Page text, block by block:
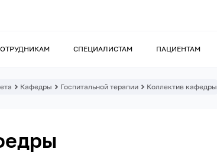
СПЕЦИАЛИСТАМ ПАЦИЕНТАМ
Кафедры Госпитальной терапии Коллектив кафедры